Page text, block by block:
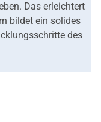
Das erleichtert
bildet ein solides
des